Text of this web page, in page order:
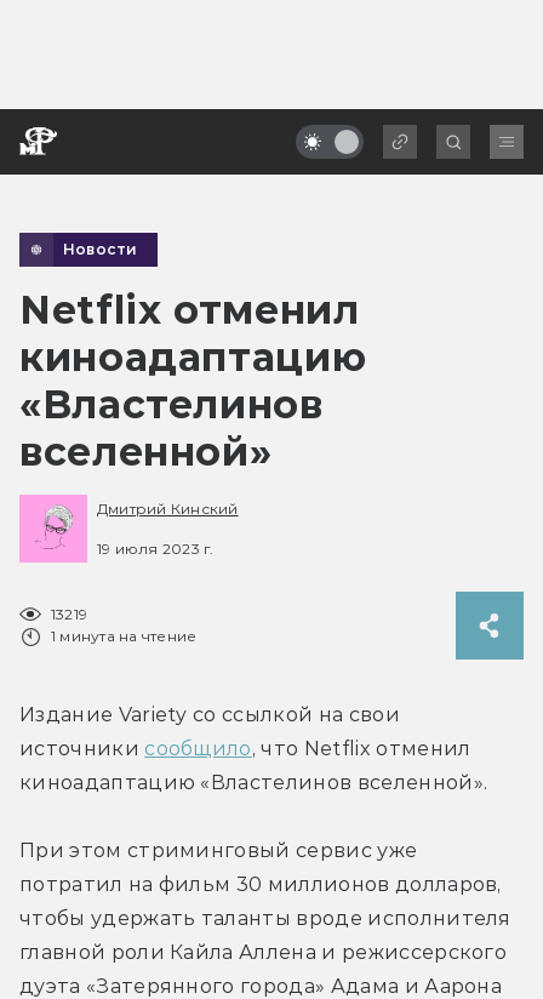
Новости
Netflix отменил
киноадаптацию
«Властелинов
вселенной»
Дмитрий Кинский
19 июля 2023 г.
13219
1 минута на чтение
Издание Variety со ссылкой на свои
источники сообщило, что Netflix отменил
киноадаптацию «Властелинов вселенной».
При этом стриминговый сервис уже
потратил на фильм 30 миллионов долларов,
чтобы удержать таланты вроде исполнителя
главной роли Кайла Аллена и режиссерского
дуэта «Затерянного города» Адама и Аарона